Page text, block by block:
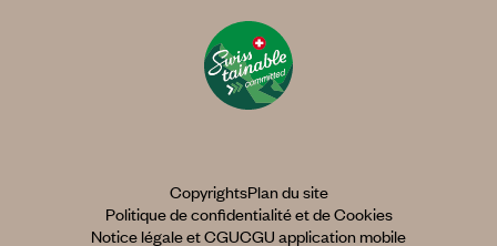
CopyrightsPlan du site
Politique de confidentialité et de Cookies
Notice légale et CGUCGU application mobile